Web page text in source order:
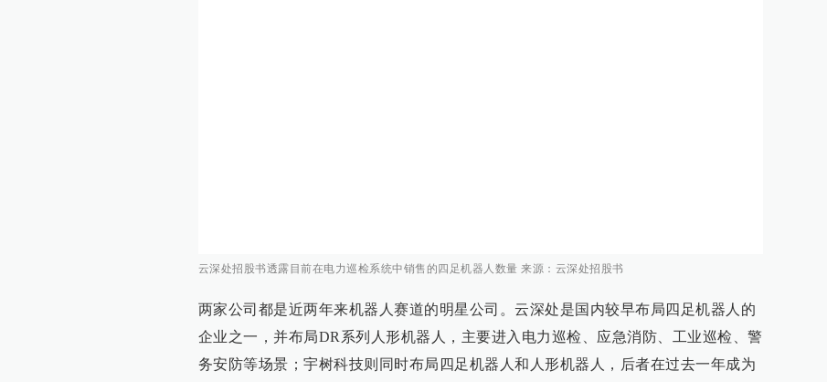
云深处招股书透露目前在电力巡检系统中销售的四足机器人数量 来源：云深处招股书
两家公司都是近两年来机器人赛道的明星公司。云深处是国内较早布局四足机器人的
企业之一，并布局DR系列人形机器人，主要进入电力巡检、应急消防、工业巡检、警
务安防等场景；宇树科技则同时布局四足机器人和人形机器人，后者在过去一年成为